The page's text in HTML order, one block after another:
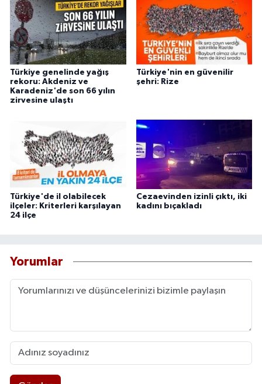
Türkiye genelinde yağış
rekoru: Akdeniz ve
Karadeniz'de son 66 yılın
zirvesine ulaştı
Türkiye'nin en güvenilir
şehri: Rize
Türkiye'de il olabilecek
ilçeler: Kriterleri karşılayan
24 ilçe
Cezaevinden izinli çıktı, iki
kadını bıçakladı
Yorumlar